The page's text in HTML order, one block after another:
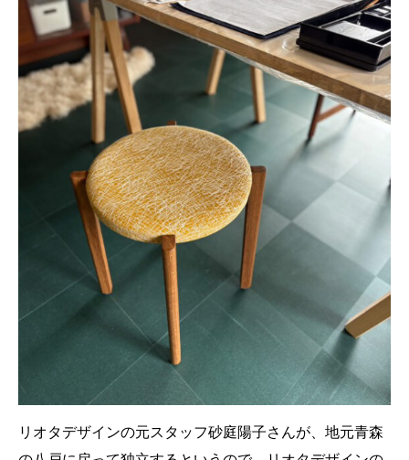
リオタデザインの元スタッフ砂庭陽子さんが、地元青森